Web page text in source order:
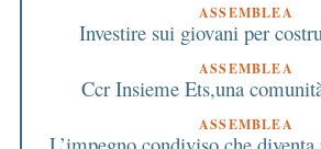
ASSEMBLEA
Investire sui giovani per
ASSEMBLEA
Ccr Insieme Ets,una
ASSEMBLEA